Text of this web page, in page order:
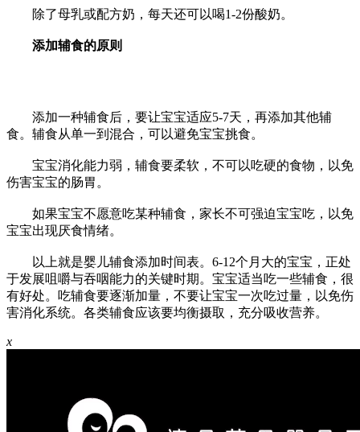
除了母乳或配方奶，每天还可以喝1-2份酸奶。
添加辅食的原则
添加一种辅食后，要让宝宝适应5-7天，再添加其他辅
食。辅食从单一到混合，可以避免宝宝挑食。
宝宝消化能力弱，辅食要柔软，不可以吃硬的食物，以免
伤害宝宝的肠胃。
如果宝宝不愿意吃某种辅食，家长不可强迫宝宝吃，以免
宝宝出现厌食情绪。
以上就是婴儿辅食添加时间表。6-12个月大的宝宝，正处
于发展咀嚼与吞咽能力的关键时期。宝宝适当吃一些辅食，很
有好处。吃辅食要逐渐加量，不要让宝宝一次吃过量，以免伤
害消化系统。各类辅食应该要均衡摄取，充分吸收营养。
x